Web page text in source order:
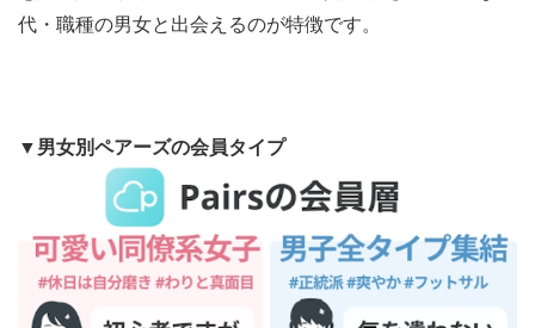
代・職種の男女と出会えるのが特徴です。
▼男女別ペアーズの会員タイプ